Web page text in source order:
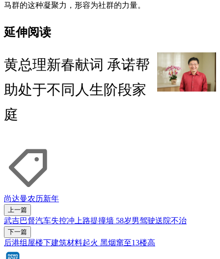
马群的这种凝聚力，形容为社群的力量。
延伸阅读
黄总理新春献词 承诺帮
助处于不同人生阶段家
庭
尚达曼农历新年
上一篇
武吉巴督汽车失控冲上路提撞墙 58岁男驾驶送院不治
下一篇
后港组屋楼下建筑材料起火 黑烟窜至13楼高